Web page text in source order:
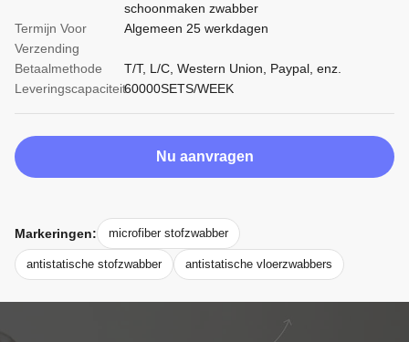
schoonmaken zwabber
Termijn Voor
Verzending
Algemeen 25 werkdagen
Betaalmethode
T/T, L/C, Western Union, Paypal, enz.
Leveringscapaciteit60000SETS/WEEK
Nu aanvragen
Markeringen: microfiber stofzwabber
antistatische stofzwabber antistatische vloerzwabbers